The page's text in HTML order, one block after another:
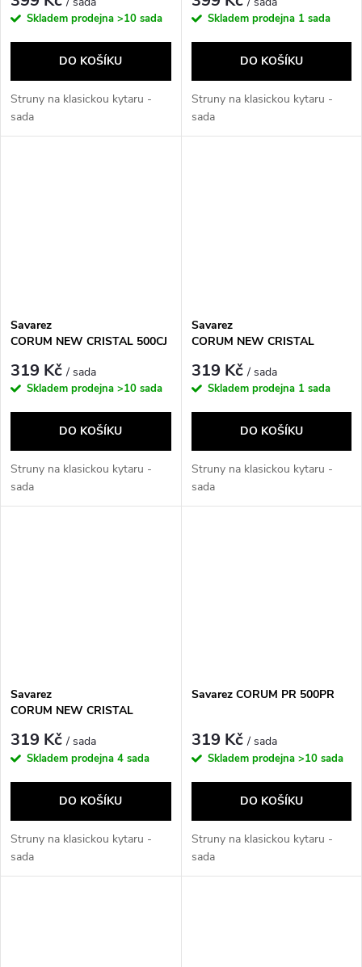
Skladem prodejna >10 sada
DO KOŠÍKU
Struny na klasickou kytaru -
sada
Skladem prodejna 1 sada
DO KOŠÍKU
Struny na klasickou kytaru -
sada
Savarez
CORUM NEW CRISTAL 500CJ
319 Kč/ sada
Skladem prodejna >10 sada
DO KOŠÍKU
Struny na klasickou kytaru -
sada
Savarez
CORUM NEW CRISTAL
319 Kč/ sada
Skladem prodejna 1 sada
DO KOŠÍKU
Struny na klasickou kytaru -
sada
Savarez
CORUM NEW CRISTAL
319 Kč/ sada
Skladem prodejna 4 sada
DO KOŠÍKU
Struny na klasickou kytaru -
sada
Savarez CORUM PR 500PR
319 Kč/ sada
Skladem prodejna >10 sada
DO KOŠÍKU
Struny na klasickou kytaru -
sada